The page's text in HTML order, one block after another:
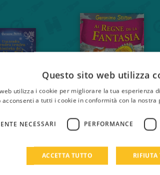
Questo sito web utilizza
utilizza i cookie per migliorare la tua esperienza
acconsenti a tutti i cookie in conformità con la nostra
NECESSARI PERFORMANCE
ACCETTA TUTTO RIFIUTA